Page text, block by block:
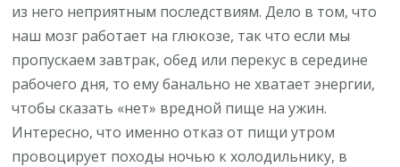
из него неприятным последствиям. Дело в том, что
наш мозг работает на глюкозе, так что если мы
пропускаем завтрак, обед или перекус в середине
рабочего дня, то ему банально не хватает энергии,
чтобы сказать «нет» вредной пище на ужин.
Интересно, что именно отказ от пищи утром
провоцирует походы ночью к холодильнику, в